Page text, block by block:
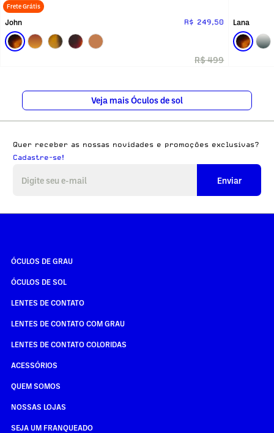
Frete Grátis
John R$ 249,50
R$ 499
Lana
Veja mais Óculos de sol
Quer receber as nossas novidades e promoções exclusivas?
Cadastre-se!
Enviar
ÓCULOS DE GRAU
ÓCULOS DE SOL
LENTES DE CONTATO
LENTES DE CONTATO COM GRAU
LENTES DE CONTATO COLORIDAS
ACESSÓRIOS
QUEM SOMOS
NOSSAS LOJAS
SEJA UM FRANQUEADO